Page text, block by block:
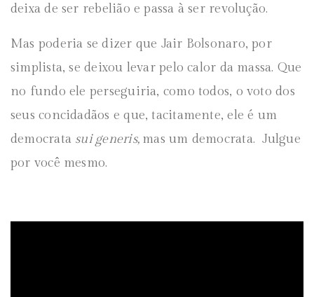
deixa de ser rebelião e passa à ser revolução.
Mas poderia se dizer que Jair Bolsonaro, por
simplista, se deixou levar pelo calor da massa. Que
no fundo ele perseguiria, como todos, o voto dos
seus concidadãos e que, tacitamente, ele é um
democrata sui generis, mas um democrata. Julgue
por você mesmo.